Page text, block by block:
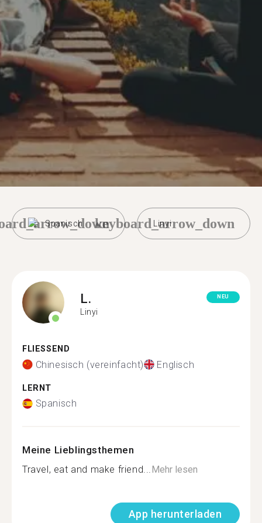
Spanisch Linyi
keyboard_arrow_down
L.
Linyi
NEU
FLIESSEND
Chinesisch (vereinfacht) Englisch
LERNT
Spanisch
Meine Lieblingsthemen
Travel, eat and make friend...Mehr lesen
App herunterladen